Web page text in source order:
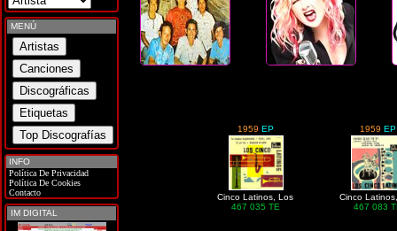
MENÚ
INFO
Política De Privacidad
Política De Cookies
Contacto
IM DIGITAL
1959 EP
Cinco Latinos, Los
467 035 TE
1959 EP
Cinco
467 083